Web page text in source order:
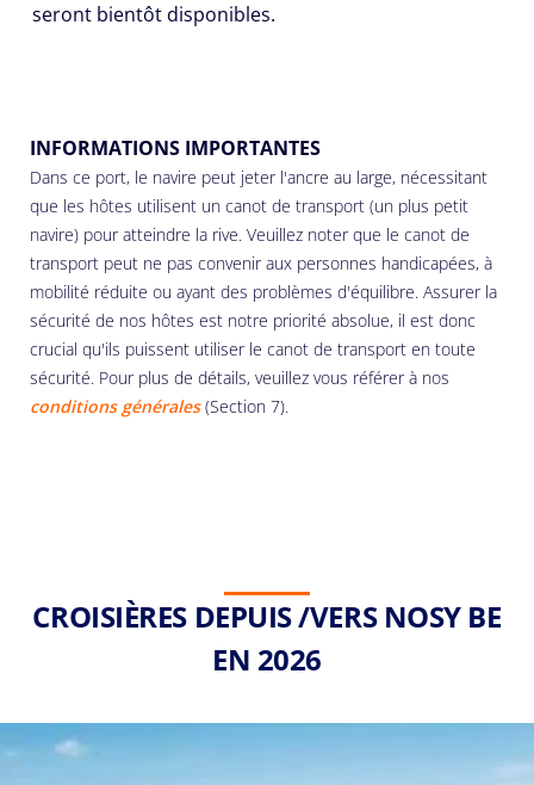
seront bientôt disponibles.
INFORMATIONS IMPORTANTES
Dans ce port, le navire peut jeter l'ancre au large, nécessitant
que les hôtes utilisent un canot de transport (un plus petit
navire) pour atteindre la rive. Veuillez noter que le canot de
transport peut ne pas convenir aux personnes handicapées, à
mobilité réduite ou ayant des problèmes d'équilibre. Assurer la
sécurité de nos hôtes est notre priorité absolue, il est donc
crucial qu'ils puissent utiliser le canot de transport en toute
sécurité. Pour plus de détails, veuillez vous référer à nos
conditions générales(Section 7).
CROISIÈRES DEPUIS /VERS NOSY BE
EN 2026